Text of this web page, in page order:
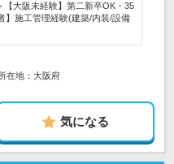
【大阪未経験】第二新卒OK・35
施工管理経験(建築/内装/設備
在地：大阪府
気になる